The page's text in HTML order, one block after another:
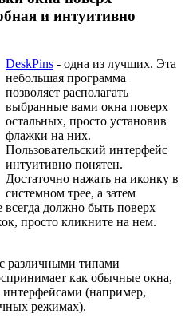
и интуитивно
DeskPins - одна из лучших. Эта
небольшая программа
позволяет располагать
выбранные вами окна поверх
остальных, просто установив
флажки на них.
Пользовательский интерфейс
интуитивно понятен.
Достаточно нажать на иконку в
системном трее, а затем
должно быть поверх
просто кликните на нем.
различными типами
как обычные окна,
(например,
режимах).